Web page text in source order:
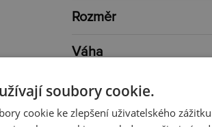
Rozměr
Váha
soubory cookie.
cookie ke zlepšení uživatelského